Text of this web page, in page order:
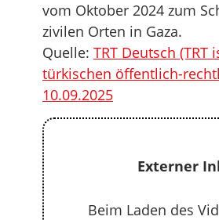
vom Oktober 2024 zum
zivilen Orten in Gaza.
Quelle: TRT Deutsch (TRT
türkischen öffentlich-
10.09.2025
Externer
Beim Laden des